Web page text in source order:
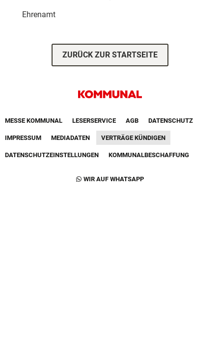
Ehrenamt
ZURÜCK ZUR STARTSEITE
Footer First Navigation
MESSE KOMMUNAL LESERSERVICE AGB DATENSCHUTZ
IMPRESSUM MEDIADATEN VERTRÄGE KÜNDIGEN
DATENSCHUTZEINSTELLUNGEN KOMMUNALBESCHAFFUNG
Footer Second Navigation
WIR AUF WHATSAPP